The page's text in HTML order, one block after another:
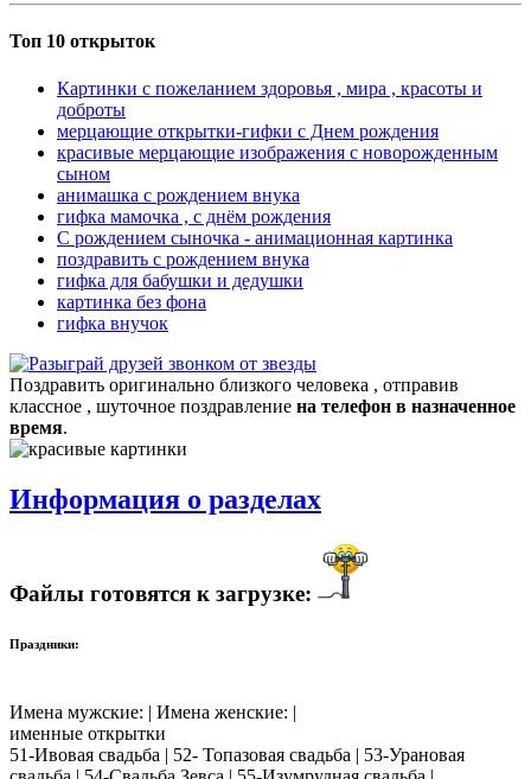
Топ 10 открыток
Картинки с пожеланием здоровья , мира , красоты и
доброты
мерцающие открытки-гифки с Днем рождения
красивые мерцающие изображения с новорожденным
сыном
анимашка с рождением внука
гифка мамочка , с днём рождения
С рождением сыночка - анимационная картинка
поздравить с рождением внука
гифка для бабушки и дедушки
картинка без фона
гифка внучок
Поздравить оригинально близкого человека , отправив
классное , шуточное поздравление на телефон в назначенное
время.
Информация о разделах
Файлы готовятся к загрузке:
Праздники:
Имена мужские: | Имена женские: |
именные открытки
51-Ивовая свадьба | 52- Топазовая свадьба | 53-Урановая